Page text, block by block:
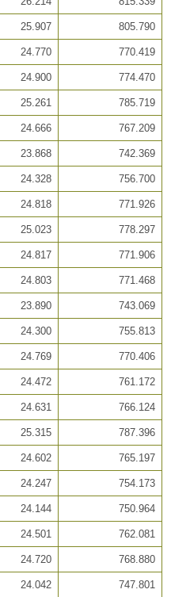
25.907 805.790
24.770 770.419
24.900 774.470
25.261 785.719
24.666 767.209
23.868 742.369
24.328 756.700
24.818 771.926
25.023 778.297
24.817 771.906
24.803 771.468
23.890 743.069
24.300 755.813
24.769 770.406
24.472 761.172
24.631 766.124
25.315 787.396
24.602 765.197
24.247 754.173
24.144 750.964
24.501 762.081
24.720 768.880
24.042 747.801